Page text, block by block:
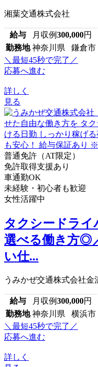
湘葉交通株式会社
給与 月収例300,000円
勤務地 神奈川県 鎌倉市
＼最短45秒で完了／
応募へ進む
詳しく
見る
普通免許（AT限定）
免許取得支援あり
車通勤OK
未経験・初心者も歓迎
女性活躍中
タクシードライ
選べる働き方◎
い仕...
うみかぜ交通株式会社金
給与 月収例300,000円
勤務地 神奈川県 横浜市
＼最短45秒で完了／
応募へ進む
詳しく